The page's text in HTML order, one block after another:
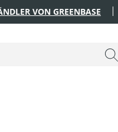
VON GREENBASE